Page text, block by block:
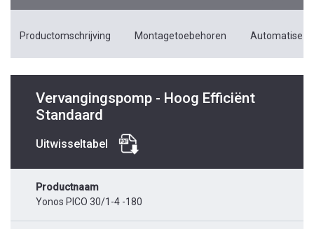
Productomschrijving Montagetoebehoren
Vervangingspomp - Hoog Efficiënt
Standaard
Uitwisseltabel
Productnaam
Yonos PICO 30/1-4 -180